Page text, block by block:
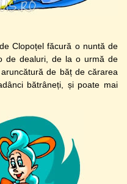
Clopoțel făcură o nuntă de
de dealuri, de la o urmă de
de băț de cărarea
bătrâneți, și poate mai